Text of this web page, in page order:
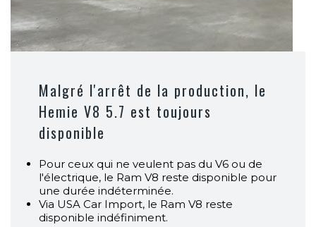
Malgré l'arrêt de la production, le
Hemie V8 5.7 est toujours
disponible
Pour ceux qui ne veulent pas du V6 ou de
l'électrique, le Ram V8 reste disponible pour
une durée indéterminée.
Via USA Car Import, le Ram V8 reste
disponible indéfiniment.